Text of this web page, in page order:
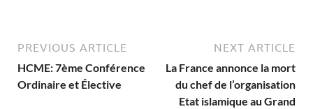
PREVIOUS ARTICLE
HCME: 7ème Conférence
Ordinaire et Élective
NEXT ARTICLE
La France annonce la mort
du chef de l’organisation
Etat islamique au Grand